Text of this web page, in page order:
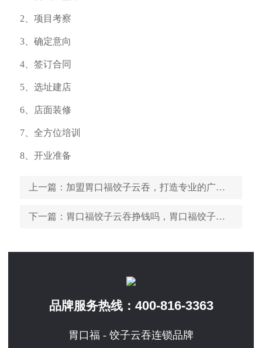
2、项目考察
3、确定意向
4、签订合同
5、选址建店
6、店面装修
7、全方位培训
8、开业准备
上一篇 ：加盟胃口福饺子云吞，打造专业的广式饺子云吞
下一篇 ：胃口福饺子云吞挣钱吗，胃口福饺子云吞开在哪里比较好
品牌服务热线： 400-816-3363
胃口福 - 饺子云吞连锁品牌